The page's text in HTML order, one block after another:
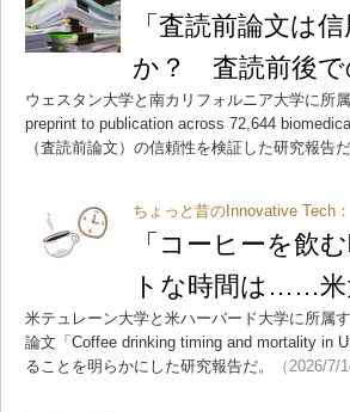
「査読前論文は
か？ 査読前後で
ウェスタン大学と南カリフォルニア大学に所
preprint to publication across 72,644
（査読前論文）の信頼性を検証した研究報告だ
ちょっと昔のInnovative Tech：
「コーヒーを飲
トな時間は……米
米テュレーン大学と米ハーバード大学に所属
論文「Coffee drinking timing and mortality in
ることを明らかにした研究報告だ。
（2026/7/